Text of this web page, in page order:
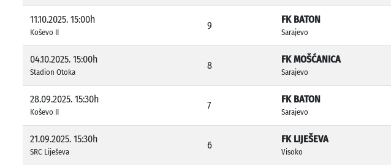
11.10.2025. 15:00h
Koševo II
9
FK BATON
Sarajevo
04.10.2025. 15:00h
Stadion Otoka
8
FK MOŠĆANICA
Sarajevo
28.09.2025. 15:30h
Koševo II
7
FK BATON
Sarajevo
21.09.2025. 15:30h
SRC Liješeva
6
FK LIJEŠEVA
Visoko